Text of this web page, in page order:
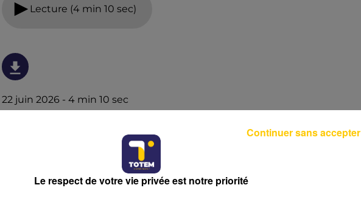
Lecture (4 min 10 sec)
22 juin 2026 - 4 min 10 sec
Le respect de votre vie privée est notre priorité
Continuer sans accepter